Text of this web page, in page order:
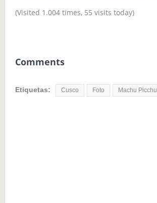
(Visited 1.004 times, 55 visits today)
Comments
Etiquetas: Cusco Foto Machu Picchu